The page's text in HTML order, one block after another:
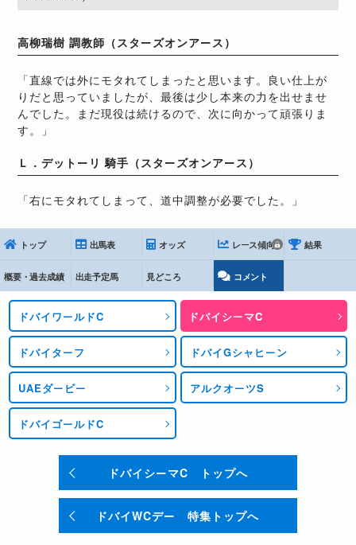
高柳瑞樹 調教師（スターズオンアース）
「直線では外にモタれてしまったと思います。良い仕上が
りだと思っていましたが、最後は少し本来の力を出せませ
んでした。まだ現役は続けるので、次に向かって頑張りま
す。」
Ｌ．デットーリ 騎手（スターズオンアース）
「右にモタれてしまって、道中調整が必要でした。」
トップ 出馬表 オッズ レース傾向 結果
概要・過去成績 出走予定馬 見どころ コメント
ドバイワールドC ドバイシーマC
ドバイターフ ドバイGシャヒーン
UAEダービー アルクオーツS
ドバイゴールドC
ドバイシーマC トップへ
ドバイWCデー 特集トップへ